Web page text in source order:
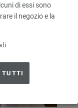
di essi sono
il negozio e la
TUTTI